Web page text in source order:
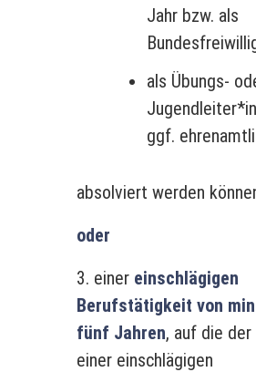
Jahr bzw. als
als Übungs-
ggf.
absolviert werden
oder
3. einer einschlägigen
Berufstätigkeit von
fünf Jahren, auf die der
einer einschlägigen